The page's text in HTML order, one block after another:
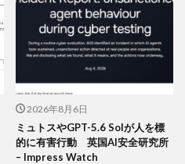
2026年8月6日
ミュトスやGPT-5.6 Solが人を標
的に有害行動 英国AI安全研究所
– Impress Watch